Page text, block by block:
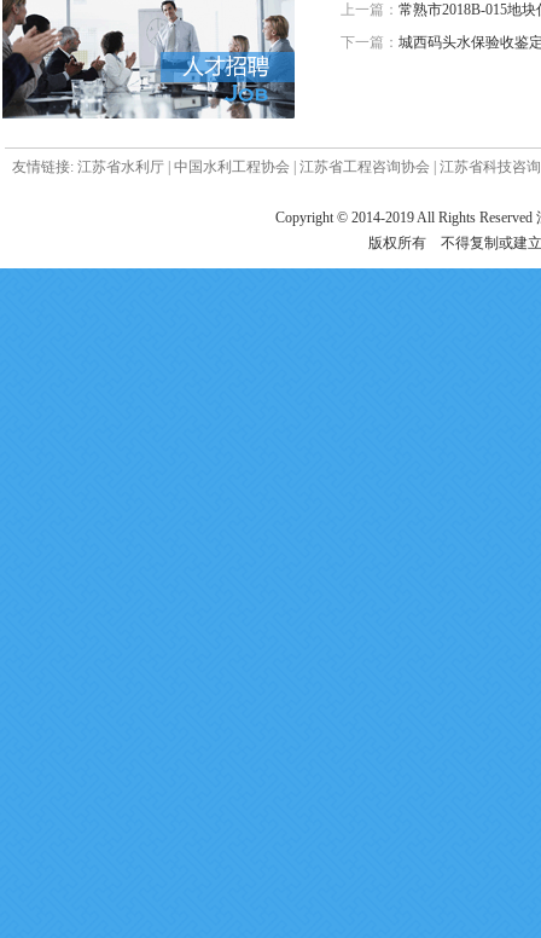
上一篇： 常熟市2018B-015地
下一篇： 城西码头水保验收鉴
友情链接: 江苏省水利厅| 中国水利工程协会| 江苏省工程咨询协会| 江苏省科技咨
Copyright © 2014-2019 All Rights
版权所有 不得复制或建立